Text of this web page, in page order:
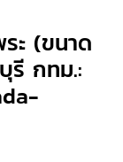
ะ (ขนาด
รี กทม.: